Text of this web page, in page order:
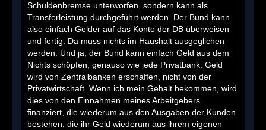
Schuldenbremse unterworfen, sondern kann als
Transferleistung durchgeführt werden. Der Bund kann
also einfach Gelder auf das Konto der DB überweisen
und fertig. Da muss nichts im Haushalt ausgeglichen
werden. Und ja, der Bund kann einfach Geld aus dem
Nichts schöpfen, genauso wie jede Privatbank. Geld
wird von Zentralbanken erschaffen, nicht von der
Privatwirtschaft. Wenn ich mein Gehalt bekommen, wird
dies von den Einnahmen meines Arbeitgebers
finanziert, die wiederum aus den Ausgaben der Kunden
bestehen, die ihr Geld wiederum aus ihrem eigenen